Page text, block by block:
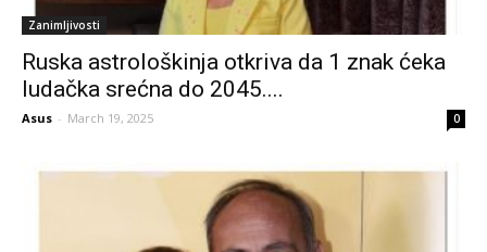
Zanimljivosti
Ruska astrološkinja otkriva da 1 znak ćeka
ludačka srećna do 2045....
Asus - March 19, 2025 0